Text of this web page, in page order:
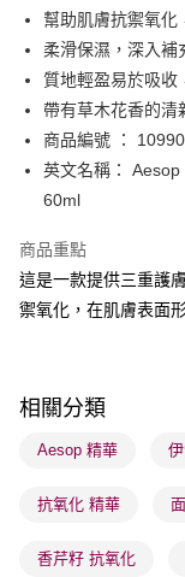
PayMe
WeChat Pay
BoC Pay
送貨方式
順豐自助櫃 - 確認發
順豐站及營業點 - 確
每筆HK$65.00，滿
每筆HK$65.00，滿
(香港門市) 只顯示可
取。逾期會取消訂單
(澳門門市) 只顯示可
幫助肌膚抗禦氧化
柔滑保濕，深入補
質地輕盈易於吸收
帶有草木花香的清
商品編號 ：
英文名稱：
60ml
商品重點
這是一款提供三重護
禦氧化，在肌膚表面
相關分類
Aesop 精華
抗氧化 精華
香芹籽 抗氧化